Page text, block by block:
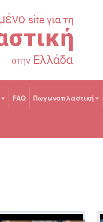
FAQ Πωγωνοπλαστική